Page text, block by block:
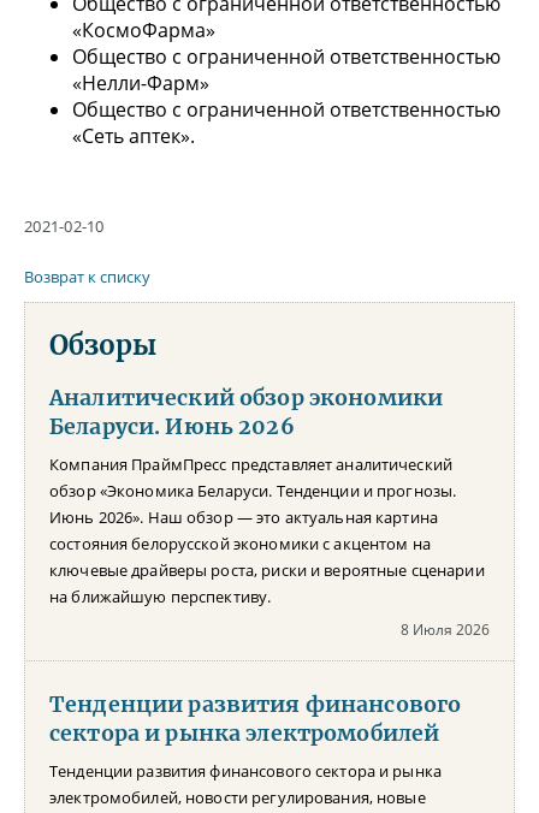
«КосмоФарма»
Общество с ограниченной ответственностью
«Нелли-Фарм»
Общество с ограниченной ответственностью
«Сеть аптек».
2021-02-10
Возврат к списку
Обзоры
Аналитический обзор экономики
Беларуси. Июнь 2026
Компания ПраймПресс представляет аналитический
обзор «Экономика Беларуси. Тенденции и прогнозы.
Июнь 2026». Наш обзор — это актуальная картина
состояния белорусской экономики с акцентом на
ключевые драйверы роста, риски и вероятные сценарии
на ближайшую перспективу.
8 Июля 2026
Тенденции развития финансового
сектора и рынка электромобилей
Тенденции развития финансового сектора и рынка
электромобилей, новости регулирования, новые